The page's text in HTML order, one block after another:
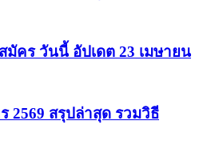
มัคร วันนี้ อัปเดต 23 เมษายน
2569 สรุปล่าสุด รวมวิธี